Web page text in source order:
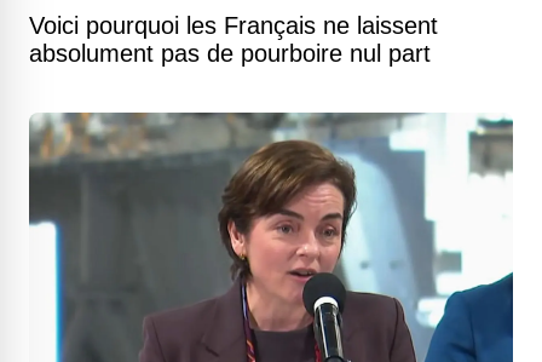
Voici pourquoi les Français ne laissent
absolument pas de pourboire nul part